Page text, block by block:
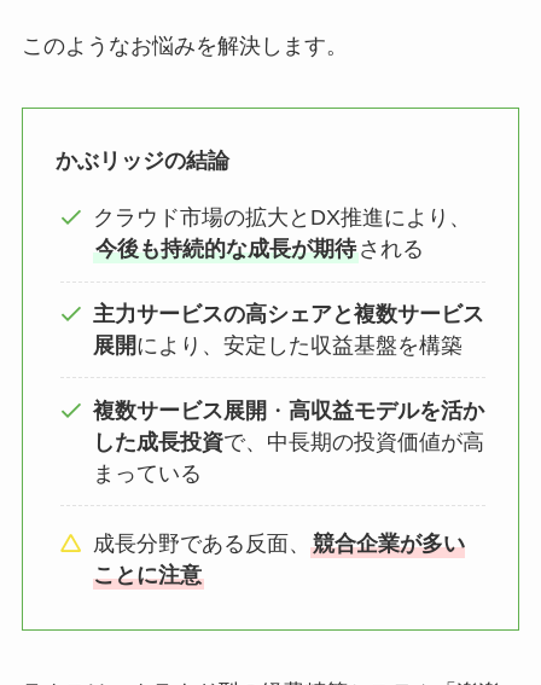
このようなお悩みを解決します。
かぶリッジの結論
クラウド市場の拡大とDX推進により、
今後も持続的な成長が期待される
主力サービスの高シェアと複数サービス
展開により、安定した収益基盤を構築
複数サービス展開 ・高収益モデルを活か
した成長投資で、中長期の投資価値が高
まっている
成長分野である反面、競合企業が多い
ことに注意